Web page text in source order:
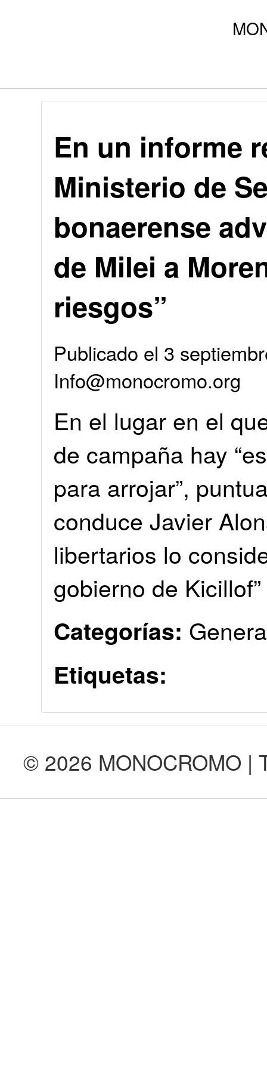
En un informe
Ministerio de
bonaerense
de Milei a
riesgos”
Publicado el 3
Info@monocromo.org
En el lugar en el
de campaña hay
para arrojar”,
conduce Javier
libertarios lo
gobierno de Kicillof”
Categorías:
Etiquetas:
© 2026 MONOCROMO |